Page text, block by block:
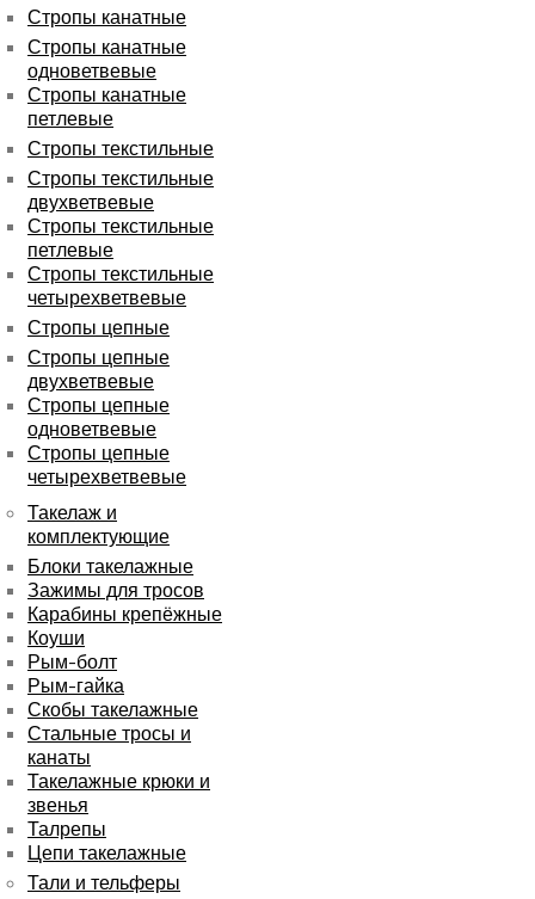
Стропы канатные
Стропы канатные
одноветвевые
Стропы канатные
петлевые
Стропы текстильные
Стропы текстильные
двухветвевые
Стропы текстильные
петлевые
Стропы текстильные
четырехветвевые
Стропы цепные
Стропы цепные
двухветвевые
Стропы цепные
одноветвевые
Стропы цепные
четырехветвевые
Такелаж и
комплектующие
Блоки такелажные
Зажимы для тросов
Карабины крепёжные
Коуши
Рым-болт
Рым-гайка
Скобы такелажные
Стальные тросы и
канаты
Такелажные крюки и
звенья
Талрепы
Цепи такелажные
Тали и тельферы